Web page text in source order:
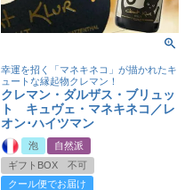
幸運を招く「マネキネコ」が描かれたキ
ュートな縁起物クレマン！
クレマン・ダルザス・ブリュッ
ト キュヴェ・マネキネコ／レ
オン･ハイツマン
泡
自然派
ギフトBOX 不可
クール便でお届け